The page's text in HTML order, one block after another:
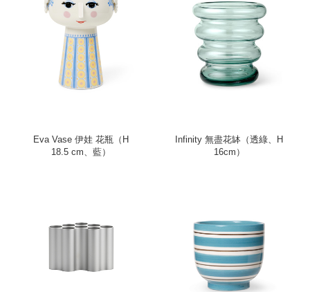
Eva Vase 伊娃 花瓶（H
18.5 cm、藍）
Infinity 無盡花缽（透綠、H
16cm）